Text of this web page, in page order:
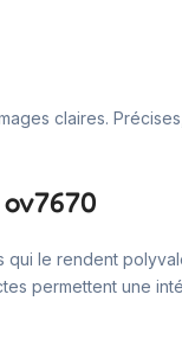
claires.
le rendent
permettent une